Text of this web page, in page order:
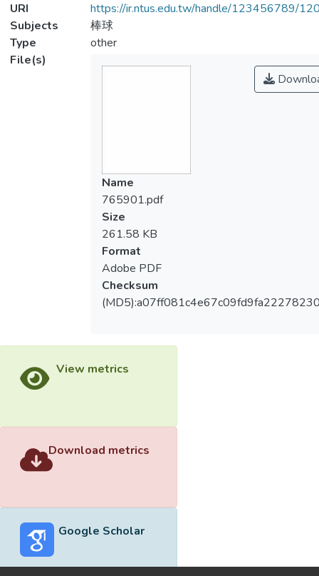
URI
https://ir.ntus.edu.tw/handle/123456789/
Subjects
棒球
Type
other
File(s)
Name
765901.pdf
Size
261.58 KB
Format
Adobe PDF
Checksum
View metrics
Download metrics
Google Scholar